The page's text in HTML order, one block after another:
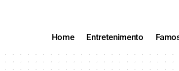
Home Entretenimento